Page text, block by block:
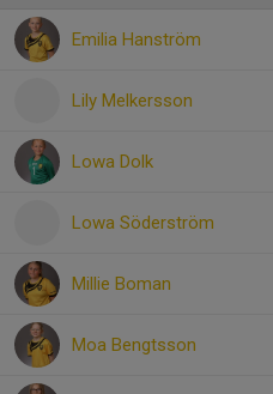
Emilia Hanström
Lily Melkersson
Lowa Dolk
Lowa Söderström
Millie Boman
Moa Bengtsson